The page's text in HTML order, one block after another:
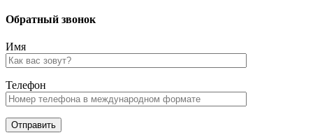
Обратный звонок
Имя
Телефон